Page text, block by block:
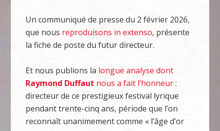
Un communiqué de presse du 2 février 2026,
que nous reproduisons in extenso, présente
la fiche de poste du futur directeur.
Et nous publions la longue analyse dont
Raymond Duffaut nous a fait l’honneur:
directeur de ce prestigieux festival lyrique
pendant trente-cinq ans, période que l’on
reconnaît unanimement comme « l’âge d’or